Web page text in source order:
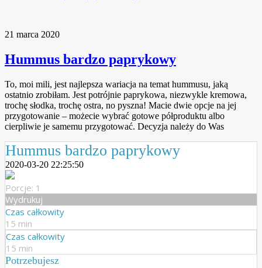
21 marca 2020
Hummus bardzo paprykowy
To, moi mili, jest najlepsza wariacja na temat hummusu, jaką
ostatnio zrobiłam. Jest potrójnie paprykowa, niezwykle kremowa,
trochę słodka, trochę ostra, no pyszna! Macie dwie opcje na jej
przygotowanie – możecie wybrać gotowe półproduktu albo
cierpliwie je samemu przygotować. Decyzja należy do Was
Hummus bardzo paprykowy
2020-03-20 22:25:50
Porcje: 1
Wydrukuj
Czas całkowity
15 min
Czas całkowity
15 min
Potrzebujesz